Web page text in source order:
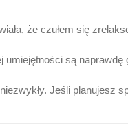
że czułem się
są naprawdę
Jeśli planujesz